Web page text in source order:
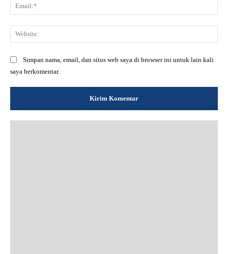
Simpan nama, email, dan situs web saya di browser ini untuk lain kali
saya berkomentar.